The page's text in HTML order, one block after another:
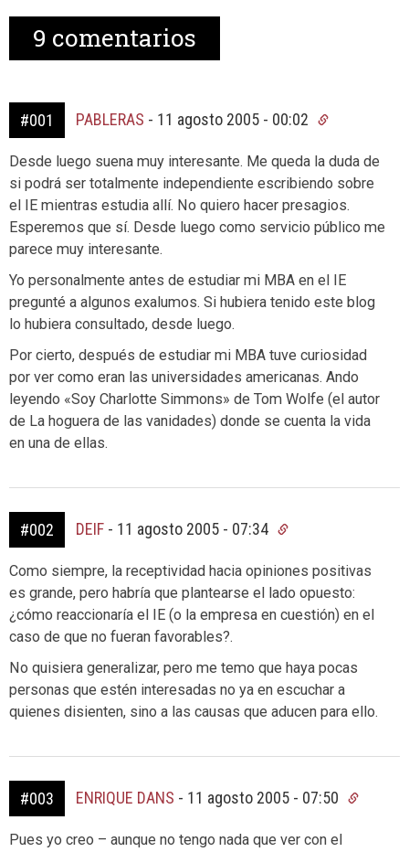
9 comentarios
#001 PABLERAS - 11 agosto 2005 - 00:02
Desde luego suena muy interesante. Me queda la duda de
si podrá ser totalmente independiente escribiendo sobre
el IE mientras estudia allí. No quiero hacer presagios.
Esperemos que sí. Desde luego como servicio público me
parece muy interesante.
Yo personalmente antes de estudiar mi MBA en el IE
pregunté a algunos exalumos. Si hubiera tenido este blog
lo hubiera consultado, desde luego.
Por cierto, después de estudiar mi MBA tuve curiosidad
por ver como eran las universidades americanas. Ando
leyendo «Soy Charlotte Simmons» de Tom Wolfe (el autor
de La hoguera de las vanidades) donde se cuenta la vida
en una de ellas.
#002 DEIF - 11 agosto 2005 - 07:34
Como siempre, la receptividad hacia opiniones positivas
es grande, pero habría que plantearse el lado opuesto:
¿cómo reaccionaría el IE (o la empresa en cuestión) en el
caso de que no fueran favorables?.
No quisiera generalizar, pero me temo que haya pocas
personas que estén interesadas no ya en escuchar a
quienes disienten, sino a las causas que aducen para ello.
#003 ENRIQUE DANS - 11 agosto 2005 - 07:50
Pues yo creo – aunque no tengo nada que ver con el